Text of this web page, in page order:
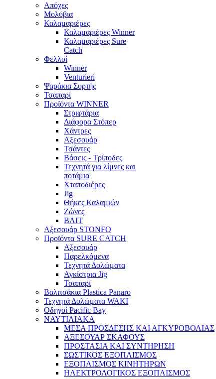
Απόχες
Μολύβια
Καλαμαριέρες
Καλαμαριέρες Winner
Καλαμαριέρες Sure
Catch
Φελλοί
Winner
Venturieri
Ψαράκια Συρτής
Τσαπαρί
Προϊόντα WINNER
Στριφτάρια
Διάφορα Στόπερ
Χάντρες
Αξεσουάρ
Τσάντες
Βάσεις - Τρίποδες
Τεχνητά για λίμνες και
ποτάμια
Χταποδιέρες
Jig
Θήκες Καλαμιών
Ζώνες
BAIT
Αξεσουάρ STONFO
Προϊόντα SURE CATCH
Αξεσουάρ
Παρελκόμενα
Τεχνητά Δολώματα
Αγκίστρια Jig
Τσαπαρί
Βαλιτσάκια Plastica Panaro
Τεχνητά Δολώματα WAKI
Οδηγοί Pacific Bay
ΝΑΥΤΙΛΙΑΚΑ
ΜΕΣΑ ΠΡΟΣΔΕΣΗΣ ΚΑΙ ΑΓΚΥΡΟΒΟΛΙΑΣ
ΑΞΕΣΟΥΑΡ ΣΚΑΦΟΥΣ
ΠΡΟΣΤΑΣΙΑ ΚΑΙ ΣΥΝΤΗΡΗΣΗ
ΣΩΣΤΙΚΟΣ ΕΞΟΠΛΙΣΜΟΣ
ΕΞΟΠΛΙΣΜΟΣ ΚΙΝΗΤΗΡΩΝ
ΗΛΕΚΤΡΟΛΟΓΙΚΟΣ ΕΞΟΠΛΙΣΜΟΣ